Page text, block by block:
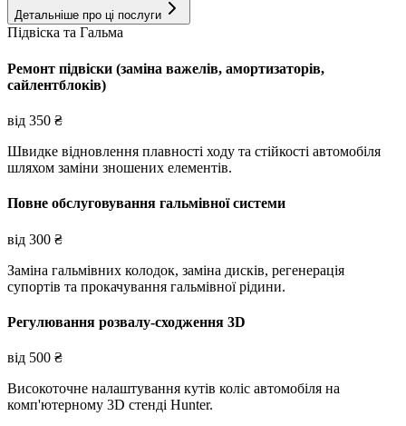
Детальніше про ці послуги
Підвіска та Гальма
Ремонт підвіски (заміна важелів, амортизаторів,
сайлентблоків)
від 350 ₴
Швидке відновлення плавності ходу та стійкості автомобіля
шляхом заміни зношених елементів.
Повне обслуговування гальмівної системи
від 300 ₴
Заміна гальмівних колодок, заміна дисків, регенерація
супортів та прокачування гальмівної рідини.
Регулювання розвалу-сходження 3D
від 500 ₴
Високоточне налаштування кутів коліс автомобіля на
комп'ютерному 3D стенді Hunter.